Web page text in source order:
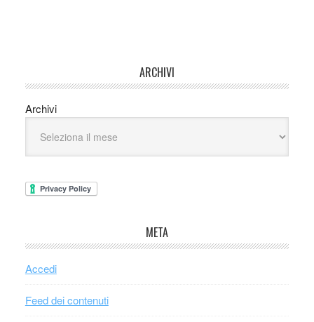
ARCHIVI
Archivi
META
Accedi
Feed dei contenuti